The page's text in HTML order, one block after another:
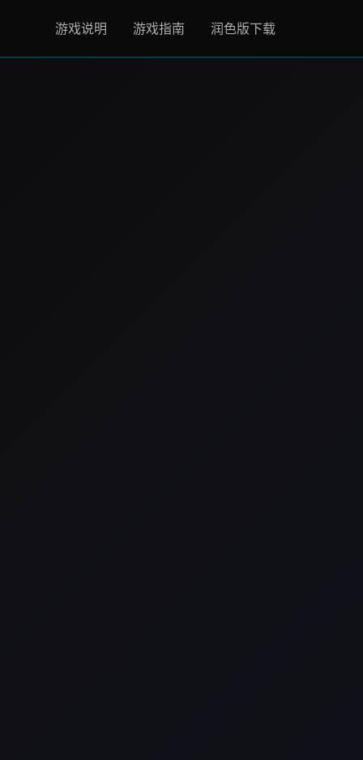
游戏说明 游戏指南 润色版下载